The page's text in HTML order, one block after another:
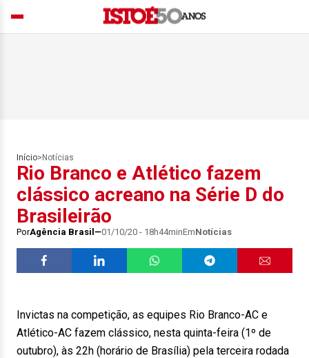
Início> Notícias
Rio Branco e Atlético fazem
clássico acreano na Série D do
Brasileirão
PorAgência Brasil 01/10/20 - 18h44minEmNotícias
Invictas na competição, as equipes Rio Branco-AC e
Atlético-AC fazem clássico, nesta quinta-feira (1º de
outubro), às 22h (horário de Brasília) pela terceira rodada